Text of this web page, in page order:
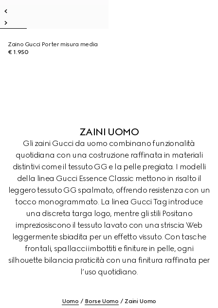
Zaino Gucci Porter misura media
€ 1.950
ZAINI UOMO
Gli zaini Gucci da uomo combinano funzionalità
quotidiana con una costruzione raffinata in materiali
distintivi come il tessuto GG e la pelle pregiata. I modelli
della linea Gucci Essence Classic mettono in risalto il
leggero tessuto GG spalmato, offrendo resistenza con un
tocco monogrammato. La linea Gucci Tag introduce
una discreta targa logo, mentre gli stili Positano
impreziosiscono il tessuto lavato con una striscia Web
leggermente sbiadita per un effetto vissuto. Con tasche
frontali, spallacci imbottiti e finiture in pelle, ogni
silhouette bilancia praticità con una finitura raffinata per
l’uso quotidiano.
Uomo Borse Uomo Zaini Uomo